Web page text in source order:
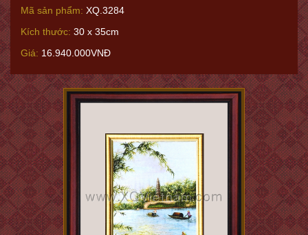
Mã sản phẩm: XQ.3284
Kích thước: 30 x 35cm
Giá: 16.940.000VNĐ